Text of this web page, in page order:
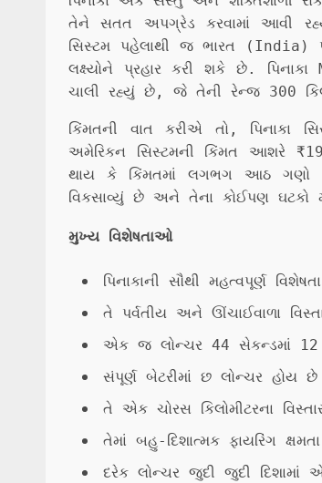
તેને સતત અપગ્રેડ કરવામાં આવી
સિસ્ટમ પહેલાથી જ ભારત (India)
લક્ષ્યોને પ્રહાર કરી શકે છે.
ચાલી રહ્યું છે, જે તેની રેન્જ 300
કિંમતની વાત કરીએ તો,
અમેરિકન સિસ્ટમની કિંમત આશરે
થાય કે કિંમતમાં લગભગ આઠ ગણો
વિકસાવ્યું છે અને તેના કોઈપણ ઘટકો
મુખ્ય વિશેષતાઓ
પિનાકાની સૌથી મહત્વપૂર્ણ
તે પર્વતીય અને ઊંચાઈવાળા
એક જ લોન્ચર 44 સેકન્ડમાં 12
સંપૂર્ણ બેટરીમાં છ લોન્ચર હોય
તે એક ચોરસ કિલોમીટરના
તેમાં બહુ-દિશાત્મક ફાયરિંગ
દરેક લોન્ચર જુદી જુદી દિશામાં